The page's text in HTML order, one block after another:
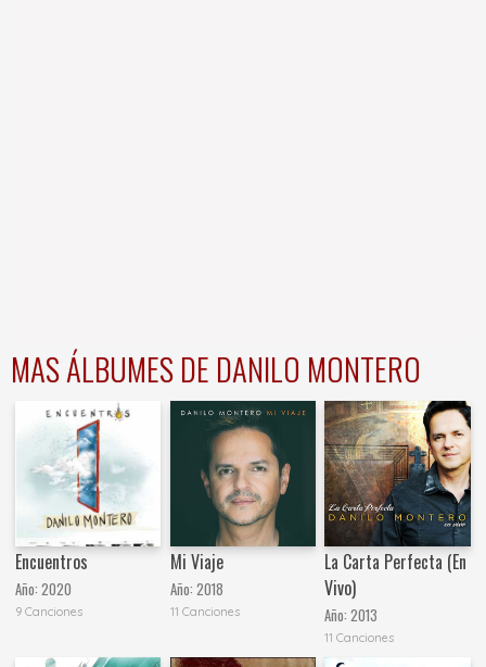
MAS ÁLBUMES DE DANILO MONTERO
Encuentros
Año:2020
9 Canciones
Mi Viaje
Año: 2018
11 Canciones
La Carta Perfecta (En
Vivo)
Año:2013
11 Canciones